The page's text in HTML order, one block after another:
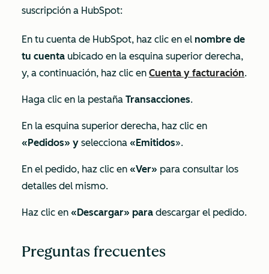
suscripción a HubSpot:
En tu cuenta de HubSpot, haz clic en el nombre de
tu cuenta ubicado en la esquina superior derecha,
y, a continuación, haz clic en Cuenta y facturación.
Haga clic en la pestaña Transacciones.
En la esquina superior derecha, haz clic en
«Pedidos» y selecciona «Emitidos».
En el pedido, haz clic en «Ver» para consultar los
detalles del mismo.
Haz clic en «Descargar» para descargar el pedido.
Preguntas frecuentes